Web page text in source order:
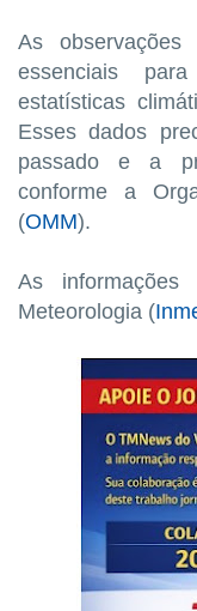
As observações
essenciais
estatísticas
Esses dados
passado e a
conforme a
(OMM).
As
Meteorologia (